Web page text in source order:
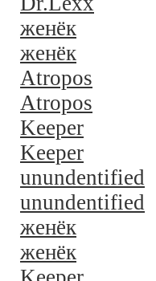
женёк
женёк
Atropos
Atropos
Keeper
Keeper
unundentified
unundentified
женёк
женёк